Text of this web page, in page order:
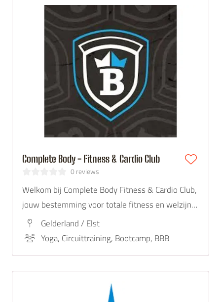
Complete Body - Fitness & Cardio Club
0 reviews
Welkom bij Complete Body Fitness & Cardio Club,
jouw bestemming voor totale fitness en welzijn.
Of je nu wilt werken aan kracht,
uithoudingsvermogen of algehele gezondheid,
Gelderland / Elst
Yoga, Circuittraining, Bootcamp, BBB